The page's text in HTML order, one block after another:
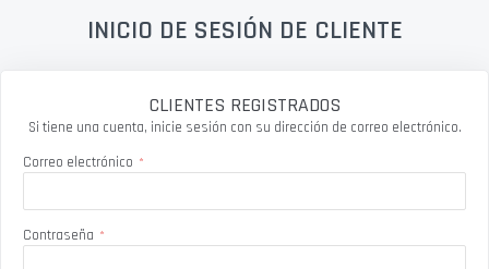
INICIO DE SESIÓN DE CLIENTE
CLIENTES REGISTRADOS
Si tiene una cuenta, inicie sesión con su dirección de correo electrónico.
Correo electrónico
Contraseña